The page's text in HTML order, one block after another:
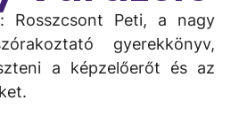
Rosszcsont Peti, a nagy
gyerekkönyv,
a képzelőerőt és az